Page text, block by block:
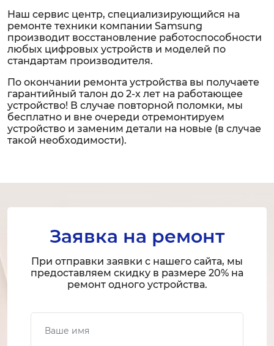
Наш сервис центр, специализирующийся на
ремонте техники компании Samsung
производит восстановление работоспособности
любых цифровых устройств и моделей по
стандартам производителя.
По окончании ремонта устройства вы получаете
гарантийный талон до 2-х лет на работающее
устройство! В случае повторной поломки, мы
бесплатно и вне очереди отремонтируем
устройство и заменим детали на новые (в случае
такой необходимости).
Заявка на ремонт
При отправки заявки с нашего сайта, мы
предоставляем скидку в размере 20% на
ремонт одного устройства.
Ваше имя